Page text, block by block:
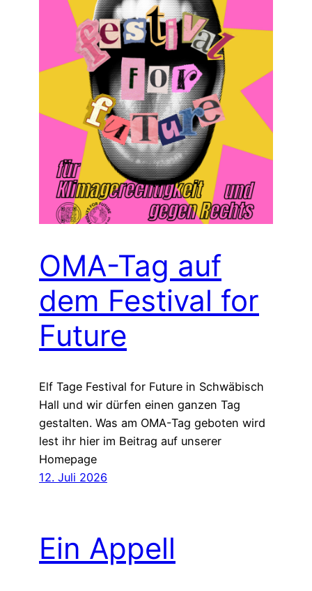
OMA-Tag auf
dem Festival for
Future
Elf Tage Festival for Future in Schwäbisch
Hall und wir dürfen einen ganzen Tag
gestalten. Was am OMA-Tag geboten wird
lest ihr hier im Beitrag auf unserer
Homepage
12. Juli 2026
Ein Appell